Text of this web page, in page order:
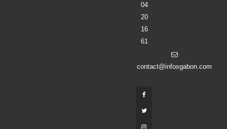
04
20
16
61
contact@infosgabon.com